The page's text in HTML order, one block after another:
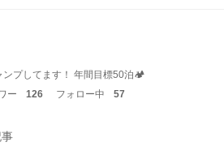
ンプしてます！ 年間目標50泊🏕
ー 126 フォロー中 57